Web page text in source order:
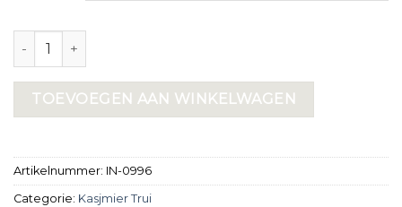
kasjmier trui aantal
TOEVOEGEN AAN WINKELWAGEN
Artikelnummer: IN-0996
Categorie: Kasjmier Trui